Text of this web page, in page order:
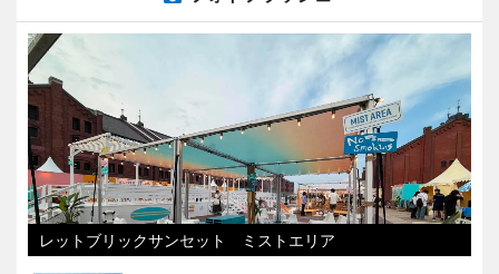
レットブリックサンセット ミストエリア